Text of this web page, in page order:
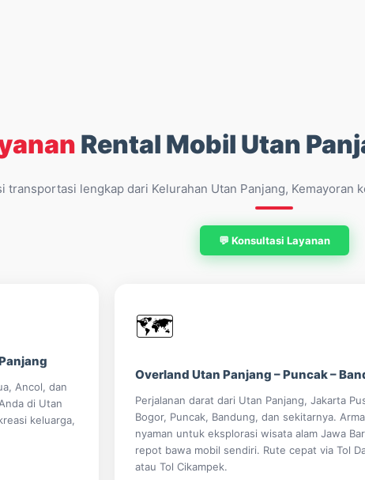
Rental Mobil Utan
transportasi lengkap dari Kelurahan Utan Panjang, Kemayoran
💬 Konsultasi Layanan
Ancol, dan
di Utan
keluarga,
🗺️
Overland Utan Panjang – Puncak –
Perjalanan darat dari Utan Panjang, Jakarta
Bogor, Puncak, Bandung, dan sekitarnya.
nyaman untuk eksplorasi wisata alam Jawa
repot bawa mobil sendiri. Rute cepat via Tol
atau Tol Cikampek.